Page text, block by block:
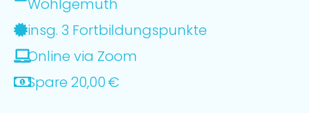
Wohlgemuth
insg. 3 Fortbildungspunkte
Online via Zoom
Spare 20,00 €